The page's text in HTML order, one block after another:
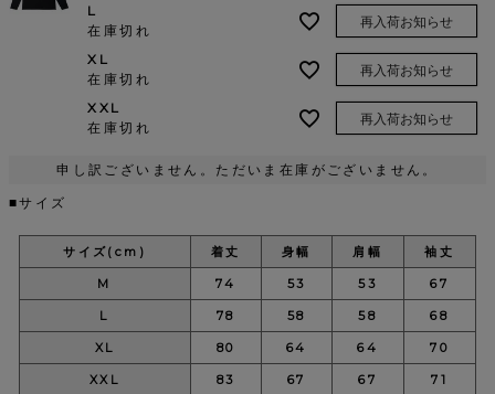
L
在庫切れ
再入荷お知らせ
XL
在庫切れ
再入荷お知らせ
XXL
在庫切れ
再入荷お知らせ
申し訳ございません。ただいま在庫がございません。
■サイズ
サイズ(cm) 着丈 身幅 肩幅 袖丈
M 74 53 53 67
L 78 58 58 68
XL 80 64 64 70
XXL 83 67 67 71